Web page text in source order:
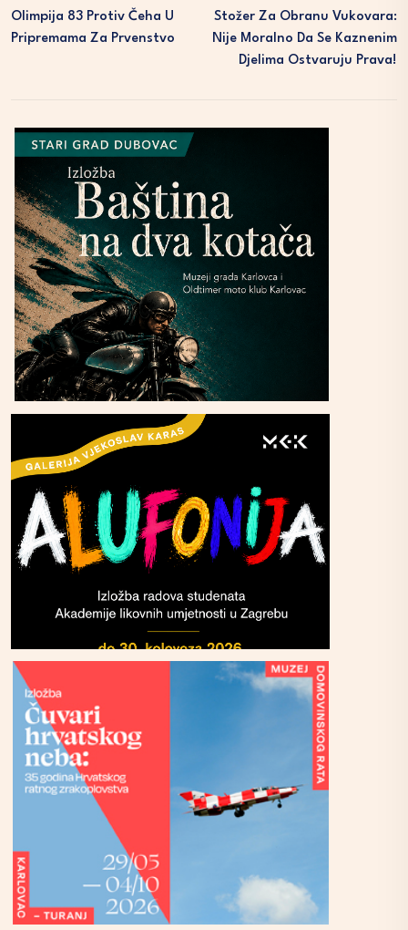
Olimpija 83 Protiv Čeha U
Pripremama Za Prvenstvo
Stožer Za Obranu Vukovara:
Nije Moralno Da Se Kaznenim
Djelima Ostvaruju Prava!